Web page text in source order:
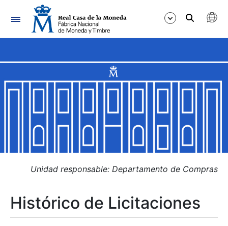
Navegación
Mostrar/Ocultar
Mostrar/Ocultar
Mostrar/Ocultar
Mostrar/Ocultar
Unidad responsable: Departamento de Compras
Histórico de Licitaciones